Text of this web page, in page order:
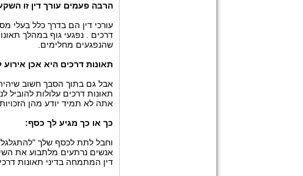
הרבה פעמים עורך דין זו
עורכי דין הם בדרך כלל בעלי
דרכים . נפגעי גוף במהלך
שהנפגעים מחלימים
תאונות דרכים היא אכן אירוע
אבל גם בתוך הסבך חשוב
תאונות דרכים עלולות להוביל
אתה לא תמיד יודע מהן
כך או כך מגיע לך כסף:
וחבל לתת לכסף שלך "להתגלגל"
אנשים נרתעים מלתבוע את
דין המתמחה בדיני תאונות